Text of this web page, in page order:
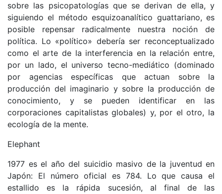
sobre las psicopatologías que se derivan de ella, y
siguiendo el método esquizoanalítico guattariano, es
posible repensar radicalmente nuestra noción de
política. Lo «político» debería ser reconceptualizado
como el arte de la interferencia en la relación entre,
por un lado, el universo tecno-mediático (dominado
por agencias específicas que actuan sobre la
producción del imaginario y sobre la producción de
conocimiento, y se pueden identificar en las
corporaciones capitalistas globales) y, por el otro, la
ecología de la mente.
Elephant
1977 es el año del suicidio masivo de la juventud en
Japón: El número oficial es 784. Lo que causa el
estallido es la rápida sucesión, al final de las